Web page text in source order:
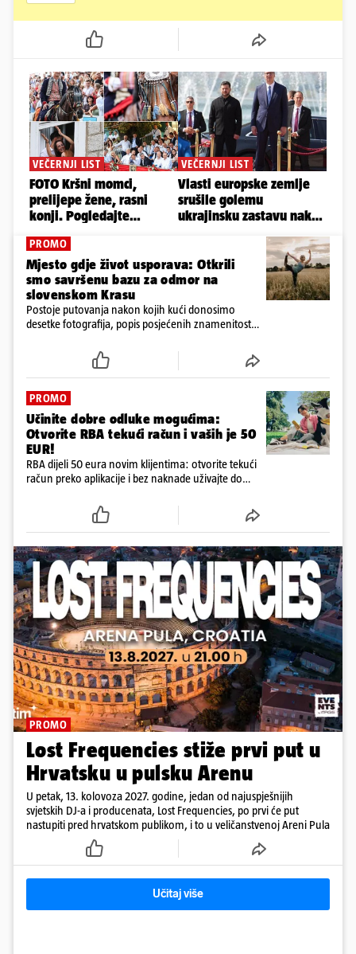
PROMO
Mjesto gdje život usporava: Otkrili
smo savršenu bazu za odmor na
slovenskom Krasu
Postoje putovanja nakon kojih kući donosimo
desetke fotografija, popis posjećenih znamenitosti i
PROMO
Učinite dobre odluke mogućima:
Otvorite RBA tekući račun i vaših je 50
EUR!
RBA dijeli 50 eura novim klijentima: otvorite tekući
račun preko aplikacije i bez naknade uživajte do
PROMO
Lost Frequencies stiže prvi put u
Hrvatsku u pulsku Arenu
U petak, 13. kolovoza 2027. godine, jedan od najuspješnijih
svjetskih DJ-a i producenata, Lost Frequencies, po prvi će put
nastupiti pred hrvatskom publikom, i to u veličanstvenoj Areni Pula
Učitaj više